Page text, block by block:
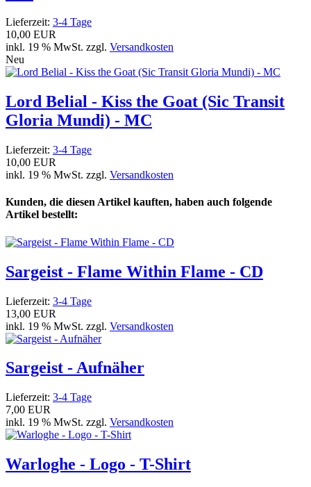
Lieferzeit: 3-4 Tage
10,00 EUR
inkl. 19 % MwSt. zzgl. Versandkosten
Neu
Lord Belial - Kiss the Goat (Sic Transit
Gloria Mundi) - MC
Lieferzeit: 3-4 Tage
10,00 EUR
inkl. 19 % MwSt. zzgl. Versandkosten
Kunden, die diesen Artikel kauften, haben auch folgende
Artikel bestellt:
Sargeist - Flame Within Flame - CD
Lieferzeit: 3-4 Tage
13,00 EUR
inkl. 19 % MwSt. zzgl. Versandkosten
Sargeist - Aufnäher
Lieferzeit: 3-4 Tage
7,00 EUR
inkl. 19 % MwSt. zzgl. Versandkosten
Warloghe - Logo - T-Shirt